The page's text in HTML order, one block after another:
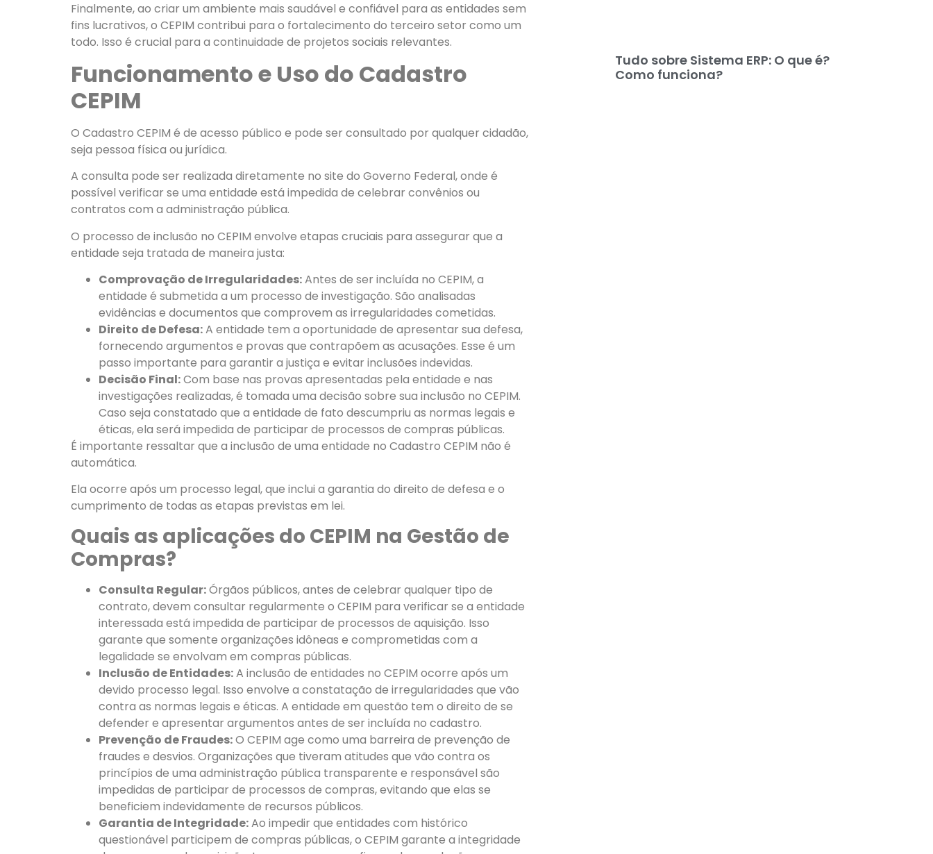
Finalmente, ao criar um ambiente mais saudável e confiável para as entidades sem
fins lucrativos, o CEPIM contribui para o fortalecimento do terceiro setor como um
todo. Isso é crucial para a continuidade de projetos sociais relevantes.
Funcionamento e Uso do Cadastro
CEPIM
O Cadastro CEPIM é de acesso público e pode ser consultado por qualquer cidadão,
seja pessoa física ou jurídica.
A consulta pode ser realizada diretamente no site do Governo Federal, onde é
possível verificar se uma entidade está impedida de celebrar convênios ou
contratos com a administração pública.
O processo de inclusão no CEPIM envolve etapas cruciais para assegurar que a
entidade seja tratada de maneira justa:
Comprovação de Irregularidades:Antes de ser incluída no CEPIM, a
entidade é submetida a um processo de investigação. São analisadas
evidências e documentos que comprovem as irregularidades cometidas.
Direito de Defesa:A entidade tem a oportunidade de apresentar sua defesa,
fornecendo argumentos e provas que contrapõem as acusações. Esse é um
passo importante para garantir a justiça e evitar inclusões indevidas.
Decisão Final:Com base nas provas apresentadas pela entidade e nas
investigações realizadas, é tomada uma decisão sobre sua inclusão no CEPIM.
Caso seja constatado que a entidade de fato descumpriu as normas legais e
éticas, ela será impedida de participar de processos de compras públicas.
É importante ressaltar que a inclusão de uma entidade no Cadastro CEPIM não é
automática.
Ela ocorre após um processo legal, que inclui a garantia do direito de defesa e o
cumprimento de todas as etapas previstas em lei.
Quais as aplicações do CEPIM na Gestão de
Compras?
Consulta Regular:Órgãos públicos, antes de celebrar qualquer tipo de
contrato, devem consultar regularmente o CEPIM para verificar se a entidade
interessada está impedida de participar de processos de aquisição. Isso
garante que somente organizações idôneas e comprometidas com a
legalidade se envolvam em compras públicas.
Inclusão de Entidades:A inclusão de entidades no CEPIM ocorre após um
devido processo legal. Isso envolve a constatação de irregularidades que vão
contra as normas legais e éticas. A entidade em questão tem o direito de se
defender e apresentar argumentos antes de ser incluída no cadastro.
Prevenção de Fraudes:O CEPIM age como uma barreira de prevenção de
fraudes e desvios. Organizações que tiveram atitudes que vão contra os
princípios de uma administração pública transparente e responsável são
impedidas de participar de processos de compras, evitando que elas se
beneficiem indevidamente de recursos públicos.
Garantia de Integridade:Ao impedir que entidades com histórico
questionável participem de compras públicas, o CEPIM garante a integridade
Tudo sobre Sistema ERP: O que é?
Como funciona?